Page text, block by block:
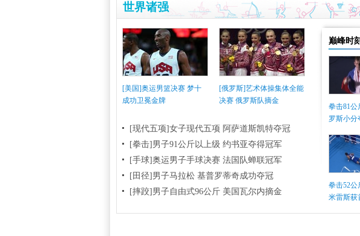
世界诸强
[美国]奥运男篮决赛 梦十
成功卫冕金牌
[俄罗斯]艺术体操集体全能
决赛 俄罗斯队摘金
[现代五项]女子现代五项 阿萨道斯凯特夺冠
[拳击]男子91公斤以上级 约书亚夺得冠军
[手球]奥运男子手球决赛 法国队蝉联冠军
[田径]男子马拉松 基普罗蒂奇成功夺冠
[摔跤]男子自由式96公斤 美国瓦尔内摘金
巅峰时
拳击81公
罗斯小分
拳击52公
米雷斯获